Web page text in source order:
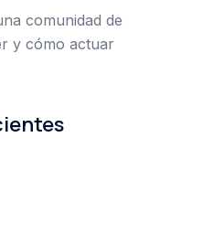
comunidad de
y cómo actuar